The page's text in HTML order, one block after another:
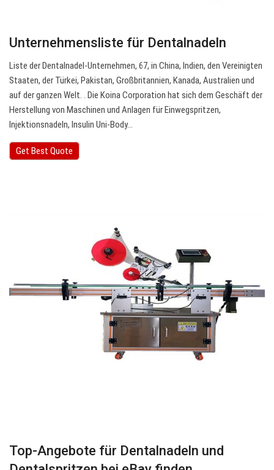
Unternehmensliste für Dentalnadeln
Liste der Dentalnadel-Unternehmen, 67, in China, Indien, den Vereinigten
Staaten, der Türkei, Pakistan, Großbritannien, Kanada, Australien und
auf der ganzen Welt. . Die Koina Corporation hat sich dem Geschäft der
Herstellung von Maschinen und Anlagen für Einwegspritzen,
Injektionsnadeln, Insulin Uni-Body…
Get Best Quote
Top-Angebote für Dentalnadeln und